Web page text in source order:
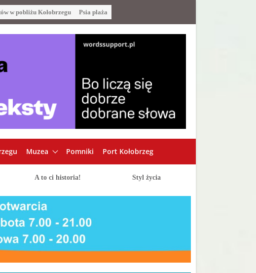
w pobliżu Kołobrzegu Psia plaża
Muzea Pomniki Port Kołobrzeg
A to ci historia! Styl życia